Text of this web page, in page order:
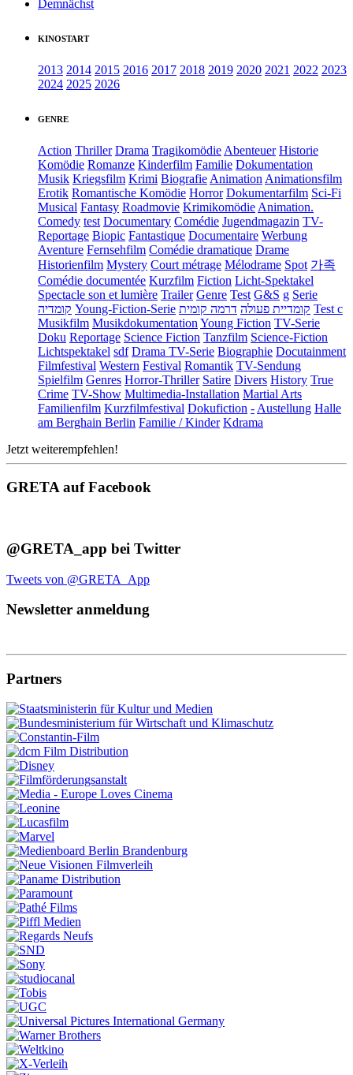
Demnächst
KINOSTART
2013 2014 2015 2016 2017 2018 2019 2020 2021 2022 2023
2024 2025 2026
GENRE
Action Thriller Drama Tragikomödie Abenteuer Historie
Komödie Romanze Kinderfilm Familie Dokumentation
Musik Kriegsfilm Krimi Biografie Animation Animationsfilm
Erotik Romantische Komödie Horror Dokumentarfilm Sci-Fi
Musical Fantasy Roadmovie Krimikomödie Animation.
Comedy test Documentary Comédie Jugendmagazin TV-
Reportage Biopic Fantastique Documentaire Werbung
Aventure Fernsehfilm Comédie dramatique Drame
Historienfilm Mystery Court métrage Mélodrame Spot 가족
Comédie documentée Kurzfilm Fiction Licht-Spektakel
Spectacle son et lumière Trailer Genre Test G&S g Serie
קומדיה Young-Fiction-Serie קומדיית פעולה דרמה קומית
Test c
Musikfilm Musikdokumentation Young Fiction TV-Serie
Doku Reportage Science Fiction Tanzfilm Science-Fiction
Lichtspektakel sdf Drama TV-Serie Biographie Docutainment
Filmfestival Western Festival Romantik TV-Sendung
Spielfilm Genres Horror-Thriller Satire Divers History True
Crime TV-Show Multimedia-Installation Martial Arts
Familienfilm Kurzfilmfestival Dokufiction - Austellung Halle
am Berghain Berlin Familie / Kinder Kdrama
Jetzt weiterempfehlen!
GRETA auf Facebook
@GRETA_app bei Twitter
Tweets von @GRETA_App
Newsletter anmeldung
Partners